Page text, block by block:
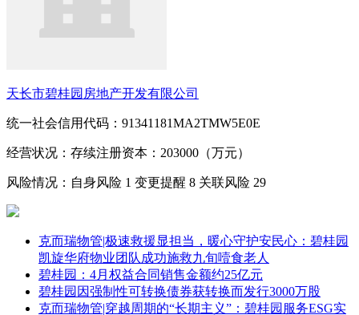
天长市碧桂园房地产开发有限公司
统一社会信用代码：91341181MA2TMW5E0E
经营状况：存续注册资本：203000（万元）
风险情况：自身风险 1 变更提醒 8 关联风险 29
克而瑞物管|极速救援显担当，暖心守护安民心：碧桂园
凯旋华府物业团队成功施救九旬噎食老人
碧桂园：4月权益合同销售金额约25亿元
碧桂园因强制性可转换债券获转换而发行3000万股
克而瑞物管|穿越周期的“长期主义”：碧桂园服务ESG实